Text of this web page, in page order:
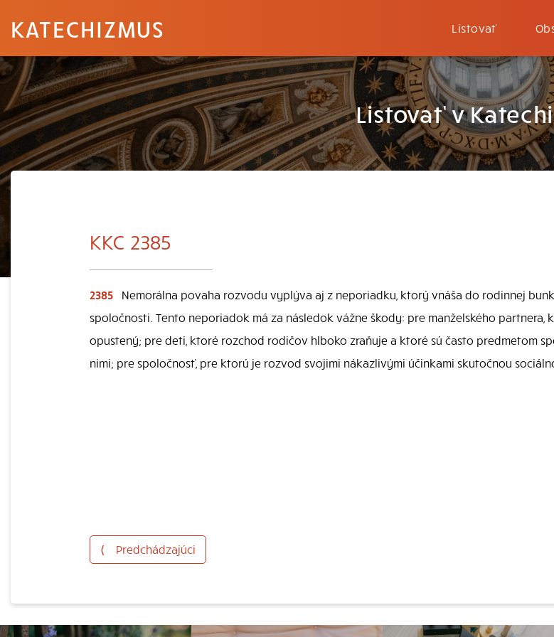
KATECHIZMUS Listovať
Listovať v
KKC 2385
2385
Nemorálna povaha rozvodu vyplýva aj z neporiadku, ktorý vnáša do rodinnej
spoločnosti. Tento neporiadok má za následok vážne škody: pre manželského partnera,
opustený; pre deti, ktoré rozchod rodičov hlboko zraňuje a ktoré sú často predmetom
nimi; pre spoločnosť, pre ktorú je rozvod svojimi nákazlivými účinkami skutočnou
⟨ Predchádzajúci